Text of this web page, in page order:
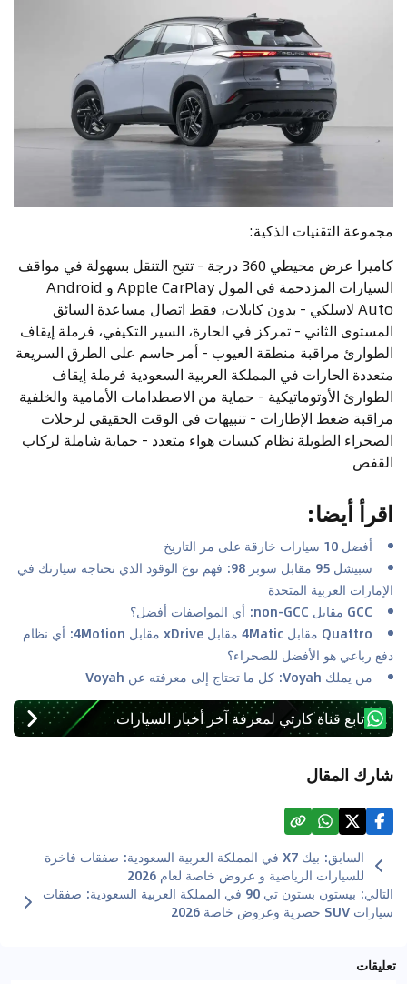
مجموعة التقنيات الذكية:
كاميرا عرض محيطي 360 درجة - تتيح التنقل بسهولة في مواقف
السيارات المزدحمة في المول Apple CarPlay و Android
Auto لاسلكي - بدون كابلات، فقط اتصال مساعدة السائق
المستوى الثاني - تمركز في الحارة، السير التكيفي، فرملة إيقاف
الطوارئ مراقبة منطقة العيوب - أمر حاسم على الطرق السريعة
متعددة الحارات في المملكة العربية السعودية فرملة إيقاف
الطوارئ الأوتوماتيكية - حماية من الاصطدامات الأمامية والخلفية
مراقبة ضغط الإطارات - تنبيهات في الوقت الحقيقي لرحلات
الصحراء الطويلة نظام كيسات هواء متعدد - حماية شاملة لركاب
القفص
اقرأ أيضا:
أفضل 10 سيارات خارقة على مر التاريخ
سبيشل 95 مقابل سوبر 98: فهم نوع الوقود الذي تحتاجه سيارتك في
الإمارات العربية المتحدة
GCC مقابل non-GCC: أي المواصفات أفضل؟
Quattro مقابل 4Matic مقابل xDrive مقابل 4Motion: أي نظام
دفع رباعي هو الأفضل للصحراء؟
من يملك Voyah: كل ما تحتاج إلى معرفته عن Voyah
تابع قناة كارتي لمعرفة آخر أخبار السيارات
شارك المقال
السابق:
بيك X7 في المملكة العربية السعودية: صفقات فاخرة
للسيارات الرياضية و عروض خاصة لعام 2026
التالي:
بيستون بستون تي 90 في المملكة العربية السعودية: صفقات
سيارات SUV حصرية وعروض خاصة 2026
تعليقات